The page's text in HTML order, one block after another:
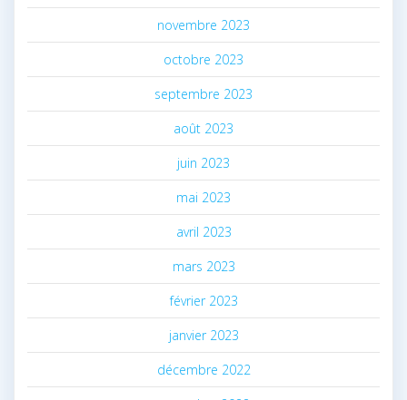
novembre 2023
octobre 2023
septembre 2023
août 2023
juin 2023
mai 2023
avril 2023
mars 2023
février 2023
janvier 2023
décembre 2022